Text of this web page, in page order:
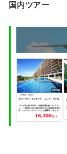
国内ツアー